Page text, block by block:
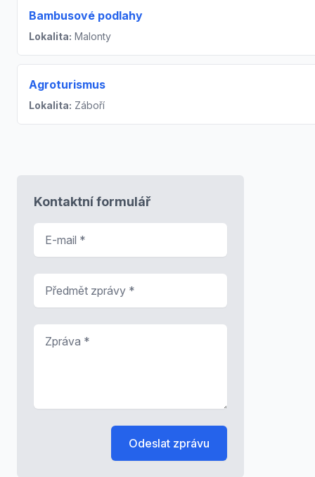
Bambusové podlahy
Lokalita: Malonty
Agroturismus
Lokalita: Záboří
Kontaktní formulář
Odeslat zprávu